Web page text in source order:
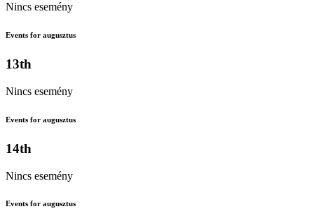
Nincs esemény
Events for augusztus
13th
Nincs esemény
Events for augusztus
14th
Nincs esemény
Events for augusztus